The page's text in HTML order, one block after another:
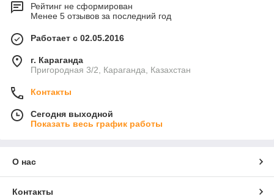
Рейтинг не сформирован
Менее 5 отзывов за последний год
Работает с 02.05.2016
г. Караганда
Пригородная 3/2, Караганда, Казахстан
Контакты
Сегодня выходной
Показать весь график работы
О нас
Контакты